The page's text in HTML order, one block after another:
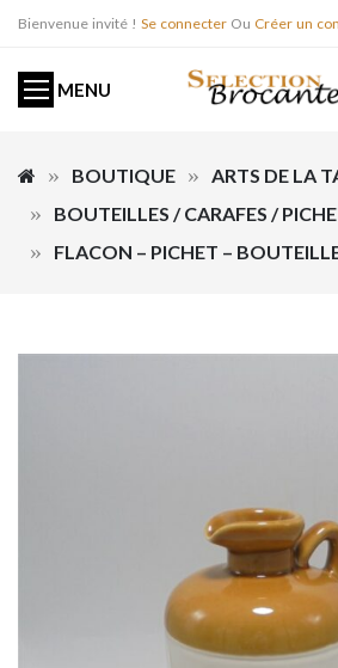
Bienvenue invité ! Se connecter Ou Créer un
MENU
BOUTIQUE
ARTS DE LA
BOUTEILLES / CARAFES /
FLACON – PICHET –